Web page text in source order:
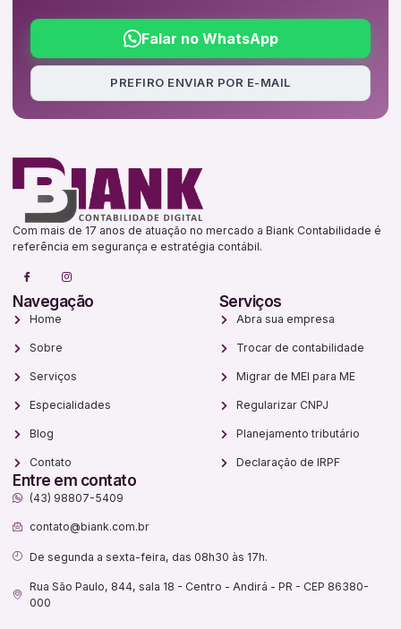
Falar no WhatsApp
PREFIRO ENVIAR POR E-MAIL
Com mais de 17 anos de atuação no mercado a Biank Contabilidade é
referência em segurança e estratégia contábil.
Navegação
Home
Sobre
Serviços
Especialidades
Blog
Contato
Serviços
Abra sua empresa
Trocar de contabilidade
Migrar de MEI para ME
Regularizar CNPJ
Planejamento tributário
Declaração de IRPF
Entre em contato
(43) 98807-5409
contato@biank.com.br
De segunda a sexta-feira, das 08h30 às 17h.
Rua São Paulo, 844, sala 18 - Centro - Andirá - PR - CEP 86380-
000